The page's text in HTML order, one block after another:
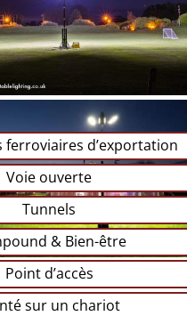
ferroviaires d’exportation
Voie ouverte
Tunnels
& Bien-être
Point d’accès
sur un chariot